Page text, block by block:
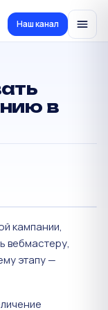
Наш канал
в
кампании,
вебмастеру,
этапу —